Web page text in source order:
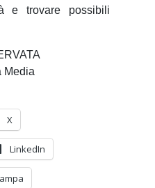
e trovare possibili
Media
X
LinkedIn